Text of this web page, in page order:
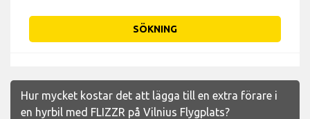
SÖKNING
Hur mycket kostar det att lägga till en extra förare i
en hyrbil med FLIZZR på Vilnius Flygplats?